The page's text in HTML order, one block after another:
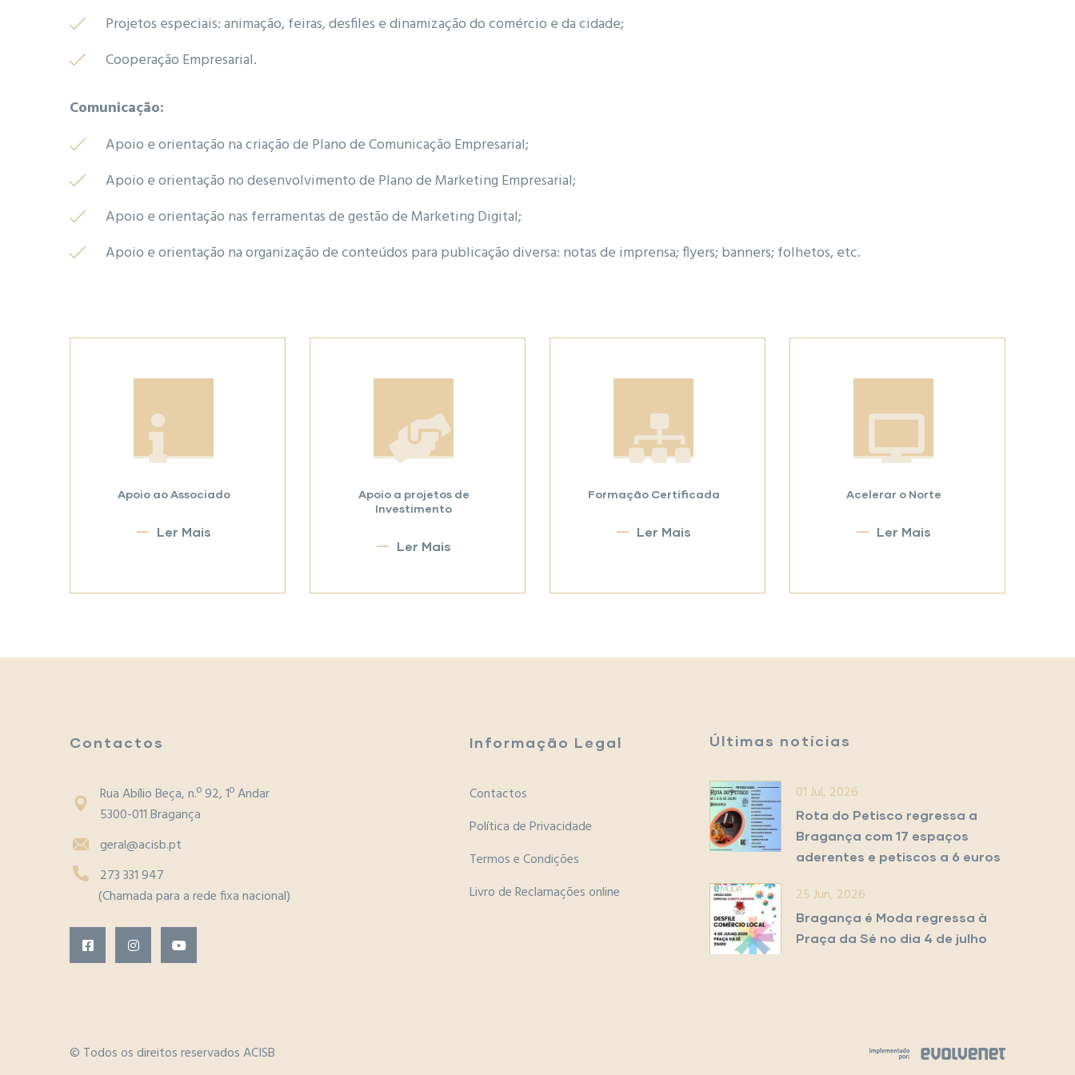
Projetos especiais: animação, feiras, desfiles e dinamização do comércio e da cidade;
Cooperação Empresarial.
Comunicação:
Apoio e orientação na criação de Plano de Comunicação Empresarial;
Apoio e orientação no desenvolvimento de Plano de Marketing Empresarial;
Apoio e orientação nas ferramentas de gestão de Marketing Digital;
Apoio e orientação na organização de conteúdos para publicação diversa: notas de imprensa; flyers; banners; folhetos, etc.
Apoio ao Associado
Ler Mais
Apoio a projetos de
Investimento
Ler Mais
Formação Certificada
Ler Mais
Acelerar o Norte
Ler Mais
Contactos
Rua Abílio Beça, n.º 92, 1º Andar
5300-011 Bragança
geral@acisb.pt
273 331 947
(Chamada para a rede fixa nacional)
Informação Legal
Contactos
Política de Privacidade
Termos e Condições
Livro de Reclamações online
Últimas notícias
01 Jul, 2026
Rota do Petisco regressa a
Bragança com 17 espaços
aderentes e petiscos a 6 euros
25 Jun, 2026
Bragança é Moda regressa à
Praça da Sé no dia 4 de julho
© Todos os direitos reservados ACISB